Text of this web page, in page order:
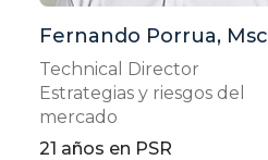
Fernando Porrua, Msc
Technical Director
Estrategias y riesgos del
mercado
21 años en PSR